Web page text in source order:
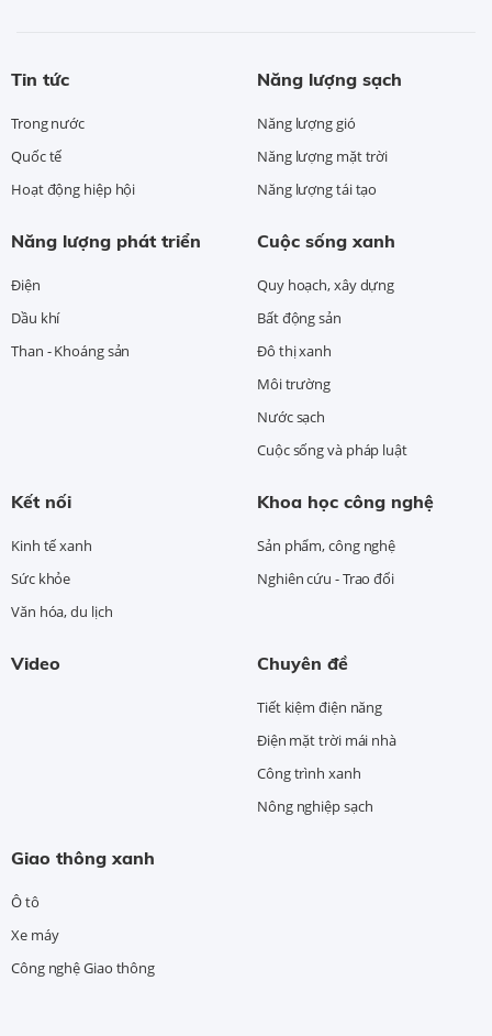
Tin tức
Trong nước
Quốc tế
Hoạt động hiệp hội
Năng lượng sạch
Năng lượng gió
Năng lượng mặt trời
Năng lượng tái tạo
Năng lượng phát triển
Điện
Dầu khí
Than - Khoáng sản
Cuộc sống xanh
Quy hoạch, xây dựng
Bất động sản
Đô thị xanh
Môi trường
Nước sạch
Cuộc sống và pháp luật
Kết nối
Kinh tế xanh
Sức khỏe
Văn hóa, du lịch
Khoa học công nghệ
Sản phẩm, công nghệ
Nghiên cứu - Trao đổi
Video Chuyên đề
Tiết kiệm điện năng
Điện mặt trời mái nhà
Công trình xanh
Nông nghiệp sạch
Giao thông xanh
Ô tô
Xe máy
Công nghệ Giao thông